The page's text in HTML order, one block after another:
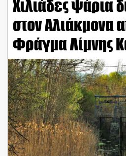
Χιλιάδες ψάρια
στον Αλιάκμονα
Φράγμα Λίμνης